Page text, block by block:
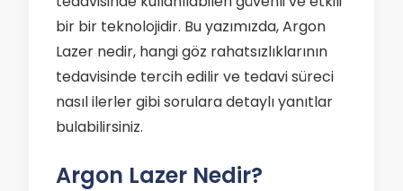
bir bir teknolojidir. Bu yazımızda, Argon
Lazer nedir, hangi göz rahatsızlıklarının
tedavisinde tercih edilir ve tedavi süreci
nasıl ilerler gibi sorulara detaylı yanıtlar
bulabilirsiniz.
Argon Lazer Nedir?